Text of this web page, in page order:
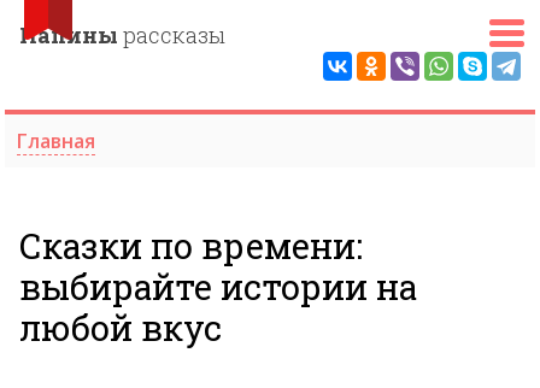
Папины рассказы
Главная
Сказки по времени:
выбирайте истории на
любой вкус